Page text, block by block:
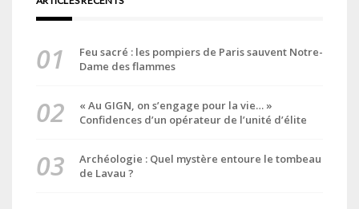
Feu sacré : les pompiers de Paris sauvent Notre-
Dame des flammes
« Au GIGN, on s’engage pour la vie… »
Confidences d’un opérateur de l’unité d’élite
Archéologie : Quel mystère entoure le tombeau
de Lavau ?